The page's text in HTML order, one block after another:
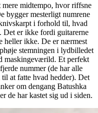
midtempo, hvor riffsne
bygger mesterligt numrene
i forhold til, hvad
Det er ikke fordi guitarerne
heller ikke. De er nærmest
stemningen i lydbilledet
maskingeværild. Et perfekt
nummer (de har alle
at fatte hvad hedder). Det
om dengang Batushka
de har kastet sig ud i siden.